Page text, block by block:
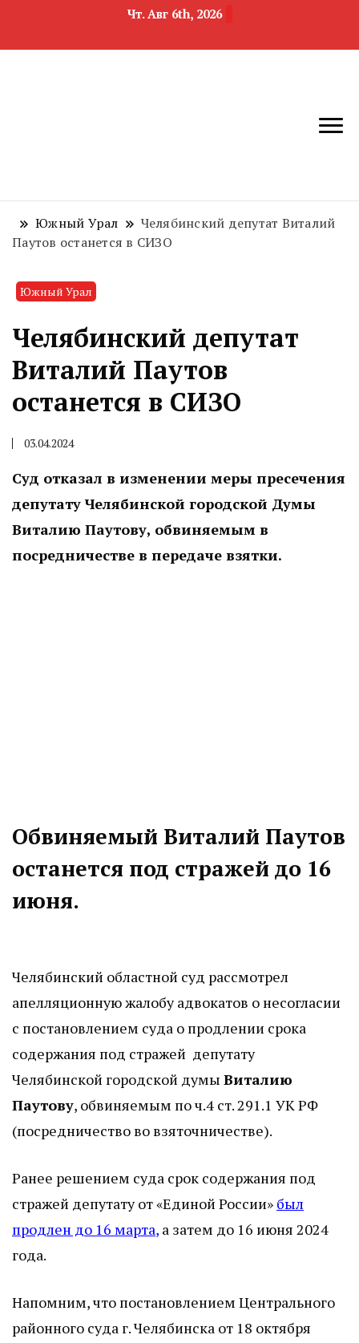
Чт. Авг 6th, 2026
область
недвижимости
Южный Урал
Челябинский депутат Виталий
Паутов останется в СИЗО
Южный Урал
Челябинский депутат
Виталий Паутов
останется в СИЗО
03.04.2024
Суд отказал в изменении меры пресечения
депутату Челябинской городской Думы
Виталию Паутову, обвиняемым в
посредничестве в передаче взятки.
Обвиняемый Виталий Паутов
останется под стражей до 16
июня.
Челябинский областной суд рассмотрел
апелляционную жалобу адвокатов о несогласии
с постановлением суда о продлении срока
содержания под стражей депутату
Челябинской городской думы Виталию
Паутову, обвиняемым по ч.4 ст. 291.1 УК РФ
(посредничество во взяточничестве).
Ранее решением суда срок содержания под
стражей депутату от «Единой России» был
продлен до 16 марта, а затем до 16 июня 2024
года.
Напомним, что постановлением Центрального
районного суда г. Челябинска от 18 октября